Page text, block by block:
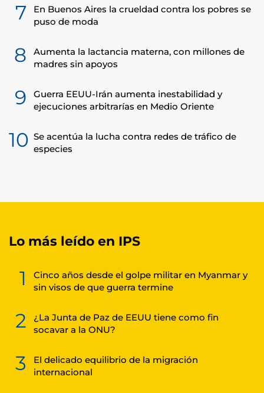
7
En Buenos Aires la crueldad contra los pobres se
puso de moda
8
Aumenta la lactancia materna, con millones de
madres sin apoyos
9
Guerra EEUU-Irán aumenta inestabilidad y
ejecuciones arbitrarías en Medio Oriente
10 Se acentúa la lucha contra redes de tráfico de
especies
Lo más leído en IPS
1
Cinco años desde el golpe militar en Myanmar y
sin visos de que guerra termine
2
¿La Junta de Paz de EEUU tiene como fin
socavar a la ONU?
3
El delicado equilibrio de la migración
internacional